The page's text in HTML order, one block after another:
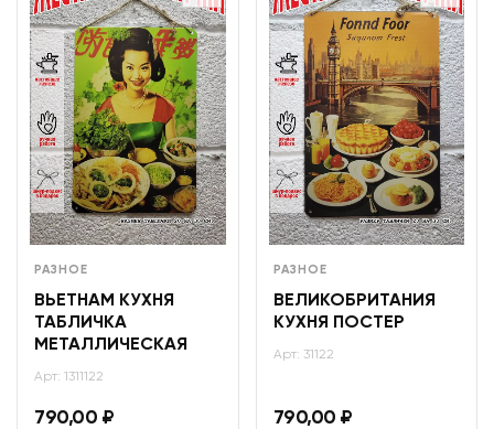
РАЗНОЕ
ВЬЕТНАМ КУХНЯ
ТАБЛИЧКА
МЕТАЛЛИЧЕСКАЯ
Арт: 1311122
790,00 ₽
РАЗНОЕ
ВЕЛИКОБРИТАНИЯ
КУХНЯ ПОСТЕР
Арт: 31122
790,00 ₽